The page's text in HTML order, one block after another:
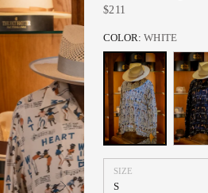
$211
COLOR:WHITE
WHITE
BLACK
SIZE